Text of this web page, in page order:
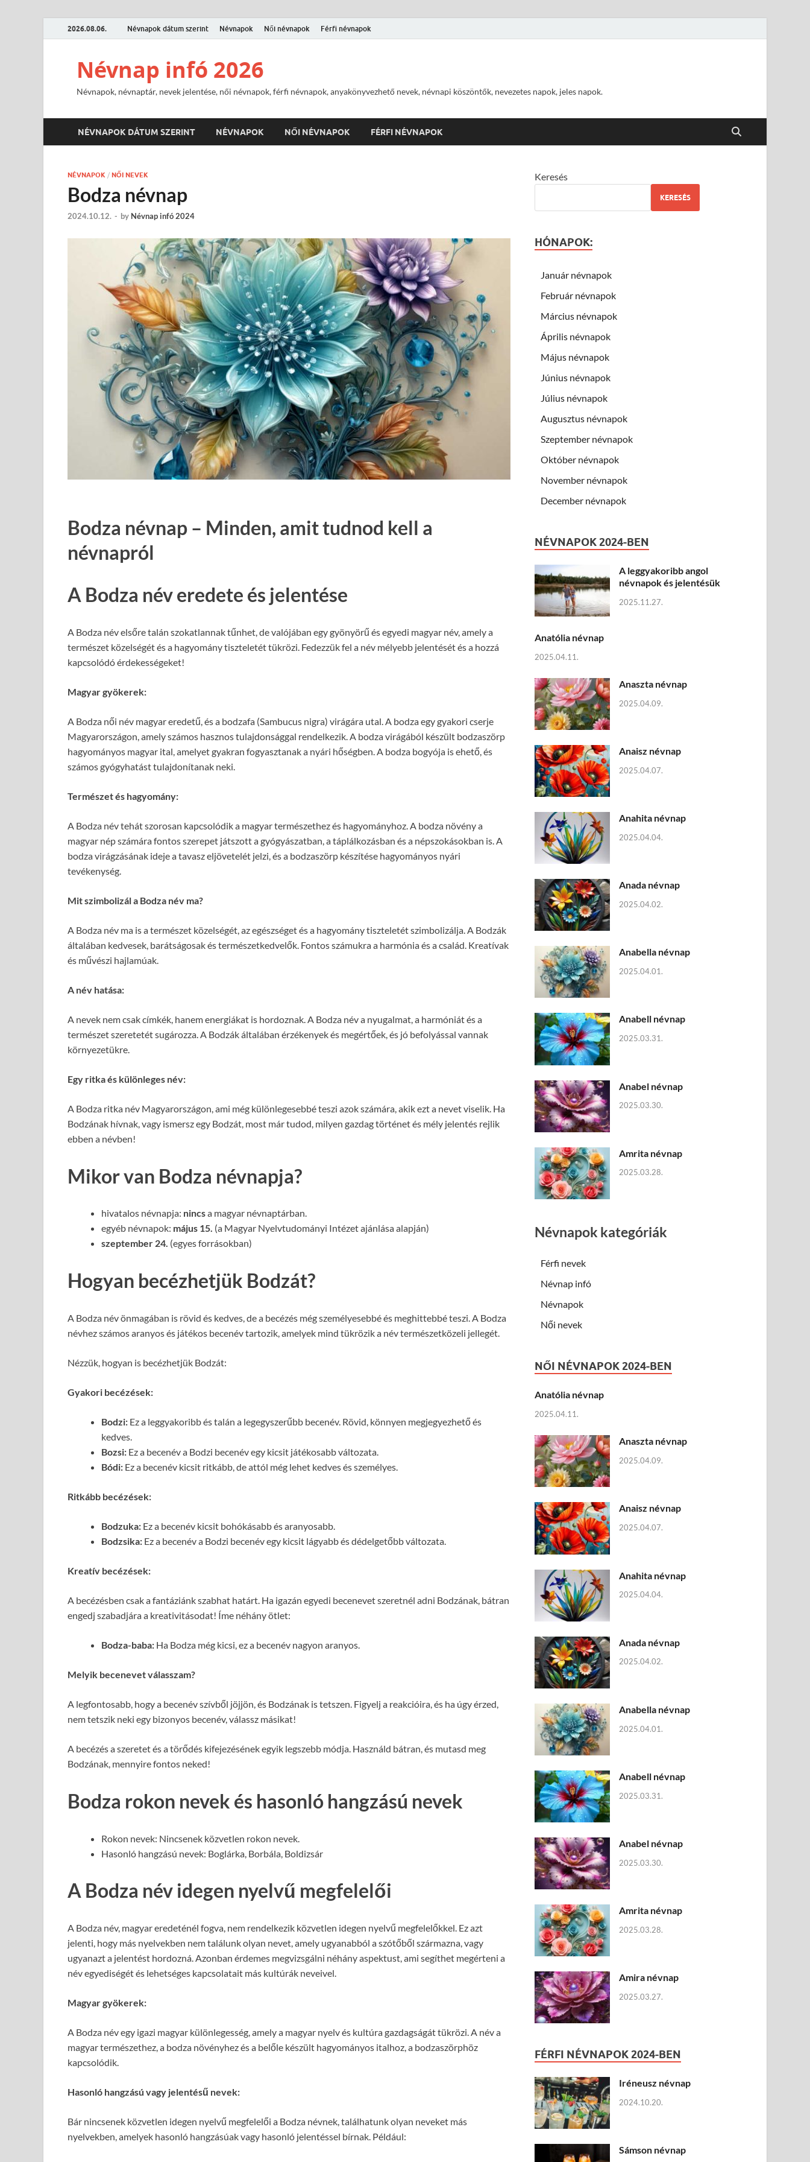
2026.08.06. Névnapok dátum szerint Névnapok Női névnapok Férfi névnapok
Névnap infó 2026
Névnapok, névnaptár, nevek jelentése, női névnapok, férfi névnapok, anyakönyvezhető nevek, névnapi köszöntők, nevezetes napok, jeles napok.
NÉVNAPOK DÁTUM SZERINT NÉVNAPOK NŐI NÉVNAPOK FÉRFI NÉVNAPOK
NÉVNAPOK / NŐI NEVEK
Bodza névnap
2024.10.12. - by Névnap infó 2024
Bodza névnap – Minden, amit tudnod kell a
névnapról
A Bodza név eredete és jelentése
A Bodza név elsőre talán szokatlannak tűnhet, de valójában egy gyönyörű és egyedi magyar név, amely a
természet közelségét és a hagyomány tiszteletét tükrözi. Fedezzük fel a név mélyebb jelentését és a hozzá
kapcsolódó érdekességeket!
Magyar gyökerek:
A Bodza női név magyar eredetű, és a bodzafa (Sambucus nigra) virágára utal. A bodza egy gyakori cserje
Magyarországon, amely számos hasznos tulajdonsággal rendelkezik. A bodza virágából készült bodzaszörp
hagyományos magyar ital, amelyet gyakran fogyasztanak a nyári hőségben. A bodza bogyója is ehető, és
számos gyógyhatást tulajdonítanak neki.
Természet és hagyomány:
A Bodza név tehát szorosan kapcsolódik a magyar természethez és hagyományhoz. A bodza növény a
magyar nép számára fontos szerepet játszott a gyógyászatban, a táplálkozásban és a népszokásokban is. A
bodza virágzásának ideje a tavasz eljövetelét jelzi, és a bodzaszörp készítése hagyományos nyári
tevékenység.
Mit szimbolizál a Bodza név ma?
A Bodza név ma is a természet közelségét, az egészséget és a hagyomány tiszteletét szimbolizálja. A Bodzák
általában kedvesek, barátságosak és természetkedvelők. Fontos számukra a harmónia és a család. Kreatívak
és művészi hajlamúak.
A név hatása:
A nevek nem csak címkék, hanem energiákat is hordoznak. A Bodza név a nyugalmat, a harmóniát és a
természet szeretetét sugározza. A Bodzák általában érzékenyek és megértőek, és jó befolyással vannak
környezetükre.
Egy ritka és különleges név:
A Bodza ritka név Magyarországon, ami még különlegesebbé teszi azok számára, akik ezt a nevet viselik. Ha
Bodzának hívnak, vagy ismersz egy Bodzát, most már tudod, milyen gazdag történet és mély jelentés rejlik
ebben a névben!
Mikor van Bodza névnapja?
hivatalos névnapja: nincsa magyar névnaptárban.
egyéb névnapok: május 15. (a Magyar Nyelvtudományi Intézet ajánlása alapján)
szeptember 24. (egyes forrásokban)
Hogyan becézhetjük Bodzát?
A Bodza név önmagában is rövid és kedves, de a becézés még személyesebbé és meghittebbé teszi. A Bodza
névhez számos aranyos és játékos becenév tartozik, amelyek mind tükrözik a név természetközeli jellegét.
Nézzük, hogyan is becézhetjük Bodzát:
Gyakori becézések:
Bodzi: Ez a leggyakoribb és talán a legegyszerűbb becenév. Rövid, könnyen megjegyezhető és
kedves.
Bozsi: Ez a becenév a Bodzi becenév egy kicsit játékosabb változata.
Bódi: Ez a becenév kicsit ritkább, de attól még lehet kedves és személyes.
Ritkább becézések:
Bodzuka: Ez a becenév kicsit bohókásabb és aranyosabb.
Bodzsika: Ez a becenév a Bodzi becenév egy kicsit lágyabb és dédelgetőbb változata.
Kreatív becézések:
A becézésben csak a fantáziánk szabhat határt. Ha igazán egyedi becenevet szeretnél adni Bodzának, bátran
engedj szabadjára a kreativitásodat! Íme néhány ötlet:
Bodza-baba: Ha Bodza még kicsi, ez a becenév nagyon aranyos.
Melyik becenevet válasszam?
A legfontosabb, hogy a becenév szívből jöjjön, és Bodzának is tetszen. Figyelj a reakcióira, és ha úgy érzed,
nem tetszik neki egy bizonyos becenév, válassz másikat!
A becézés a szeretet és a törődés kifejezésének egyik legszebb módja. Használd bátran, és mutasd meg
Bodzának, mennyire fontos neked!
Bodza rokon nevek és hasonló hangzású nevek
Rokon nevek: Nincsenek közvetlen rokon nevek.
Hasonló hangzású nevek: Boglárka, Borbála, Boldizsár
A Bodza név idegen nyelvű megfelelői
A Bodza név, magyar eredeténél fogva, nem rendelkezik közvetlen idegen nyelvű megfelelőkkel. Ez azt
jelenti, hogy más nyelvekben nem találunk olyan nevet, amely ugyanabból a szótőből származna, vagy
ugyanazt a jelentést hordozná. Azonban érdemes megvizsgálni néhány aspektust, ami segíthet megérteni a
név egyediségét és lehetséges kapcsolatait más kultúrák neveivel.
Magyar gyökerek:
A Bodza név egy igazi magyar különlegesség, amely a magyar nyelv és kultúra gazdagságát tükrözi. A név a
magyar természethez, a bodza növényhez és a belőle készült hagyományos italhoz, a bodzaszörphöz
kapcsolódik.
Hasonló hangzású vagy jelentésű nevek:
Bár nincsenek közvetlen idegen nyelvű megfelelői a Bodza névnek, találhatunk olyan neveket más
nyelvekben, amelyek hasonló hangzásúak vagy hasonló jelentéssel bírnak. Például:
Keresés
KERESÉS
HÓNAPOK:
Január névnapok
Február névnapok
Március névnapok
Április névnapok
Május névnapok
Június névnapok
Július névnapok
Augusztus névnapok
Szeptember névnapok
Október névnapok
November névnapok
December névnapok
NÉVNAPOK 2024-BEN
A leggyakoribb angol
névnapok és jelentésük
2025.11.27.
Anatólia névnap
2025.04.11.
Anaszta névnap
2025.04.09.
Anaisz névnap
2025.04.07.
Anahita névnap
2025.04.04.
Anada névnap
2025.04.02.
Anabella névnap
2025.04.01.
Anabell névnap
2025.03.31.
Anabel névnap
2025.03.30.
Amrita névnap
2025.03.28.
Névnapok kategóriák
Férfi nevek
Névnap infó
Névnapok
Női nevek
NŐI NÉVNAPOK 2024-BEN
Anatólia névnap
2025.04.11.
Anaszta névnap
2025.04.09.
Anaisz névnap
2025.04.07.
Anahita névnap
2025.04.04.
Anada névnap
2025.04.02.
Anabella névnap
2025.04.01.
Anabell névnap
2025.03.31.
Anabel névnap
2025.03.30.
Amrita névnap
2025.03.28.
Amira névnap
2025.03.27.
FÉRFI NÉVNAPOK 2024-BEN
Iréneusz névnap
2024.10.20.
Sámson névnap